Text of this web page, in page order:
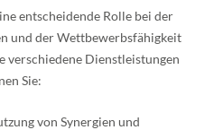
entscheidende Rolle bei der
und der Wettbewerbsfähigkeit
verschiedene Dienstleistungen
Sie:
von Synergien und